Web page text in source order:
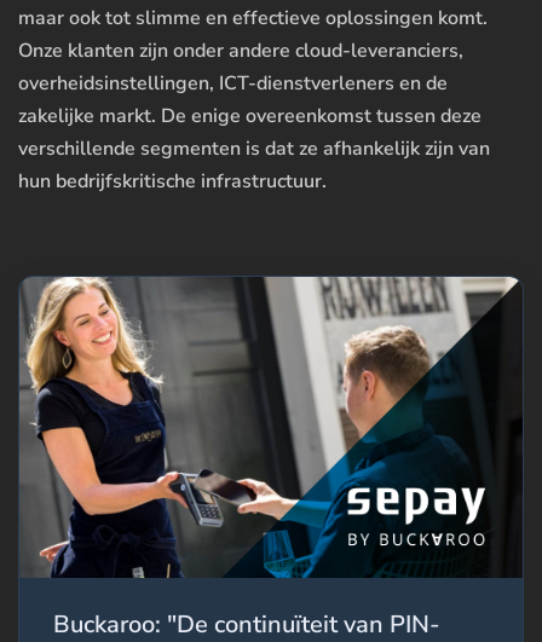
maar ook tot slimme en effectieve oplossingen komt.
Onze klanten zijn onder andere cloud-leveranciers,
overheidsinstellingen, ICT-dienstverleners en de
zakelijke markt. De enige overeenkomst tussen deze
verschillende segmenten is dat ze afhankelijk zijn van
hun bedrijfskritische infrastructuur.
Buckaroo: "De continuïteit van PIN-